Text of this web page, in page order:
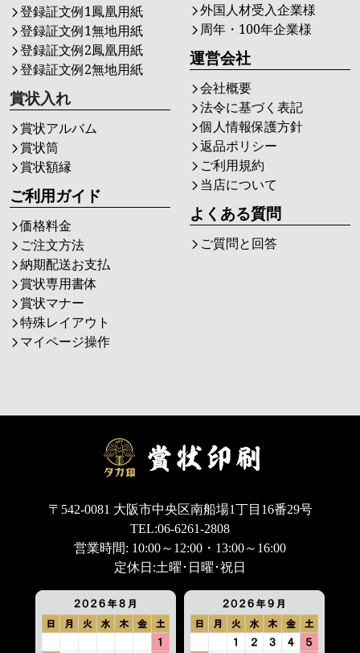
登録証文例1鳳凰用紙
登録証文例1無地用紙
登録証文例2鳳凰用紙
登録証文例2無地用紙
賞状入れ
賞状アルバム
賞状筒
賞状額縁
ご利用ガイド
価格料金
ご注文方法
納期配送お支払
賞状専用書体
賞状マナー
特殊レイアウト
マイページ操作
外国人材受入企業様
周年・100年企業様
運営会社
会社概要
法令に基づく表記
個人情報保護方針
返品ポリシー
ご利用規約
当店について
よくある質問
ご質問と回答
〒542-0081 大阪市中央区南船場1丁目16番29号
TEL:06-6261-2808
営業時間: 10:00～12:00・13:00～16:00
定休日:土曜･日曜･祝日